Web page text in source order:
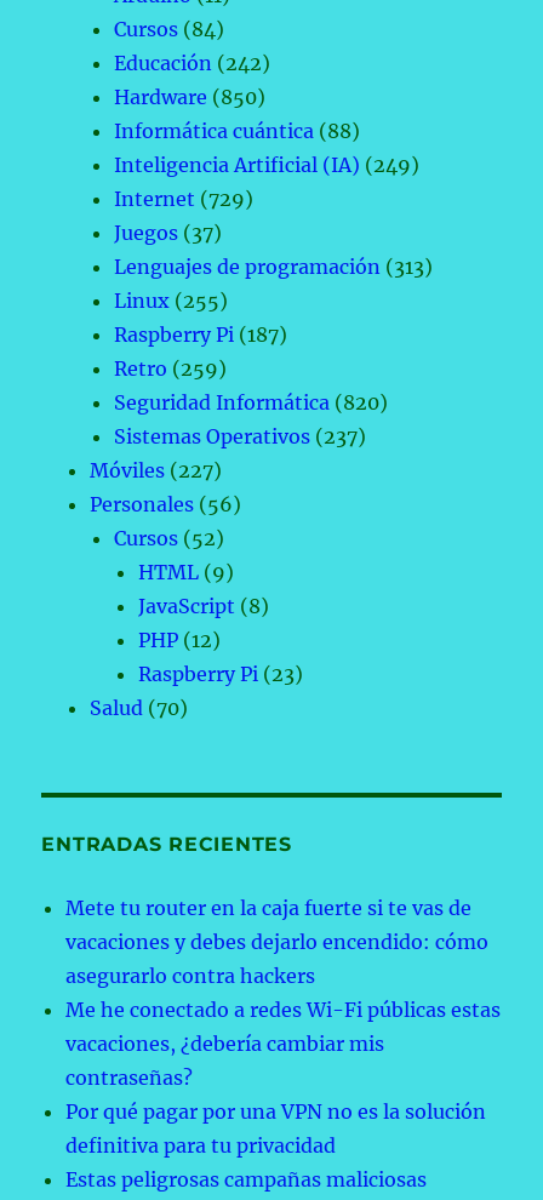
Cursos (84)
Educación (242)
Hardware (850)
Informática cuántica (88)
Inteligencia Artificial (IA) (249)
Internet (729)
Juegos (37)
Lenguajes de programación (313)
Linux (255)
Raspberry Pi (187)
Retro (259)
Seguridad Informática (820)
Sistemas Operativos (237)
Móviles (227)
Personales (56)
Cursos (52)
HTML (9)
JavaScript (8)
PHP (12)
Raspberry Pi (23)
Salud (70)
ENTRADAS RECIENTES
Mete tu router en la caja fuerte si te vas de
vacaciones y debes dejarlo encendido: cómo
asegurarlo contra hackers
Me he conectado a redes Wi-Fi públicas estas
vacaciones, ¿debería cambiar mis
contraseñas?
Por qué pagar por una VPN no es la solución
definitiva para tu privacidad
Estas peligrosas campañas maliciosas